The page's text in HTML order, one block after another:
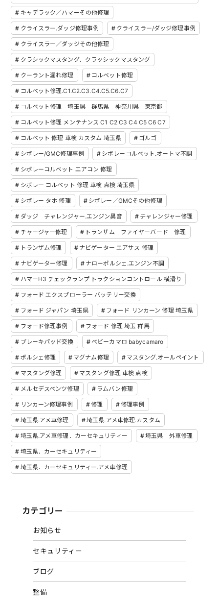
キャデラック／ハマーその他修理
クライスラー.ダッジ修理事例 クライスラー/ダッジ修理事例
クライスラー／ダッジその他修理
クラシックマスタング．クラッシックマスタング
クーラント漏れ修理 コルベット修理
コルベット修理.C1.C2.C3.C4.C5.C6.C7
コルベット修理 埼玉県 群馬県 神奈川県 東京都
コルベット修理 メンテナンス C1 C2 C3 C4 C5 C6 C7
コルベット 修理 車検 カスタム 埼玉県 ゴルゴ
シボレー/GMC修理事例 シボレーコルベット.オートマ不調
シボレーコルベット エアコン 修理
シボレー コルベット 修理 車検 点検 埼玉県
シボレー タホ 修理 シボレー／GMCその他修理
ダッジ チャレンジャー.エンジン異音 チャレンジャー修理
チャージャー修理 トランザム ファイヤーバード 修理
トランザム修理 ナビゲーター エアサス 修理
ナビゲーター修理 ナローポルシェ.エンジン不調
ハマーH3 チェックランプ トラクションコントロール 横滑り
フォード エクスプローラー バッテリー交換
フォード ジャパン 埼玉県 フォード リンカーン 修理 埼玉県
フォード修理事例 フォード 修理 埼玉 群馬
ブレーキパッド交換 ベビーカマロ babycamaro
ポルシェ修理 マグナム修理 マスタング.オールペイント
マスタング修理 マスタング修理 車検 点検
メルセデスベンツ修理 ラムバン修理
リンカーン修理事例 修理 修理事例
埼玉県.アメ車修理 埼玉県.アメ車修理.カスタム
埼玉県.アメ車修理．カーセキュリティー 埼玉県 外車修理
埼玉県．カーセキュリティー
埼玉県．カーセキュリティー.アメ車修理
カテゴリー
お知らせ
セキュリティー
ブログ
整備